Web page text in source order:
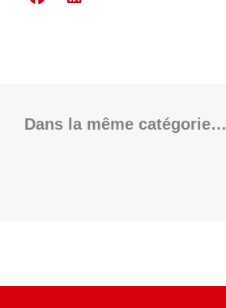
Dans la même catégorie…